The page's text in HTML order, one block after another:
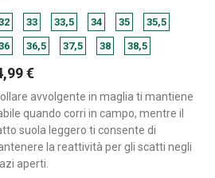
33 33,5 34 35
35,5
36,5 37,5 38 38,5
€
collare avvolgente in maglia ti mantiene
quando corri in campo, mentre il
suola leggero ti consente di
la reattività per gli scatti negli
aperti.